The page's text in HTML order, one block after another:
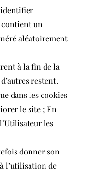
identifier
contient un
aléatoirement
à la fin de la
restent.
dans les cookies
le site ; En
les
donner son
l’utilisation de